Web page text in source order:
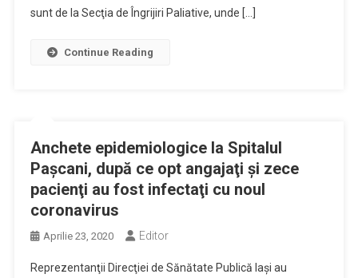
sunt de la Secţia de Îngrijiri Paliative, unde […]
Continue Reading
Anchete epidemiologice la Spitalul
Paşcani, după ce opt angajaţi şi zece
pacienţi au fost infectaţi cu noul
coronavirus
Aprilie 23, 2020 Editor
Reprezentanţii Direcţiei de Sănătate Publică Iaşi au